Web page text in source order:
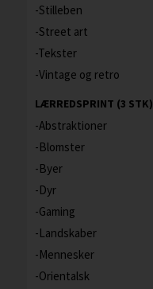
Stilleben
Street art
Tekster
Vintage og retro
LÆRREDSPRINT (3 STK)
Abstraktioner
Blomster
Byer
Dyr
Gaming
Landskaber
Mennesker
Orientalsk